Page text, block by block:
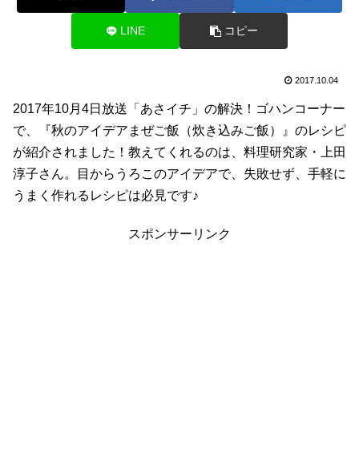
LINE コピー
2017.10.04
2017年10月4日放送「あさイチ」の解決！ゴハンコーナー
で、『秋のアイデアまぜご飯（炊き込みご飯）』のレシピ
が紹介されました！教えてくれるのは、料理研究家・上田
淳子さん。目からうろこのアイデアで、失敗せず、手軽に
うまく作れるレシピは必見です♪
スポンサーリンク